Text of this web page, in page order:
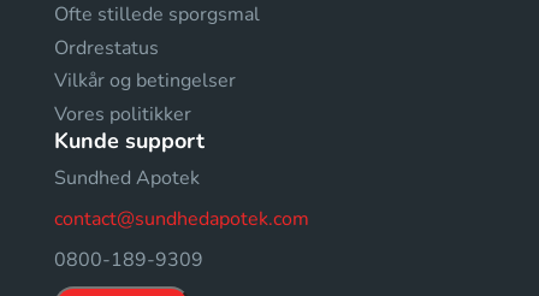
Ofte stillede sporgsmal
Ordrestatus
Vilkår og betingelser
Vores politikker
Kunde support
Sundhed Apotek
contact@sundhedapotek.com
0800-189-9309